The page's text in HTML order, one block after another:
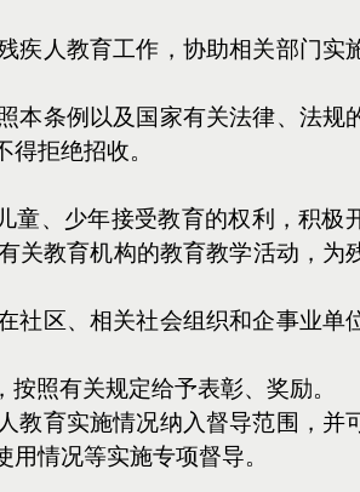
疾人教育工作，协助相关部门实
本条例以及国家有关法律、法规
拒绝招收。
童、少年接受教育的权利，积极
教育机构的教育教学活动，为
社区、相关社会组织和企事业单
照有关规定给予表彰、奖励。
教育实施情况纳入督导范围，并
情况等实施专项督导。